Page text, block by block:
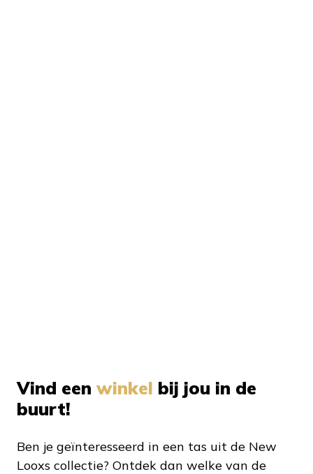
Vind een winkel bij jou in de
buurt!
Ben je geïnteresseerd in een tas uit de New
Looxs collectie? Ontdek dan welke van de